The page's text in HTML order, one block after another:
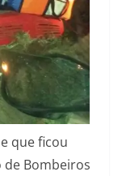
que ficou
Bombeiros